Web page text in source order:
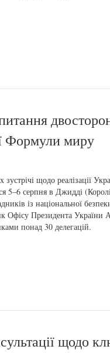
Формули миру
щодо реалізації
5–6 серпня в Джидді
із національної
Офісу Президента України
понад 30 делегацій.
щодо